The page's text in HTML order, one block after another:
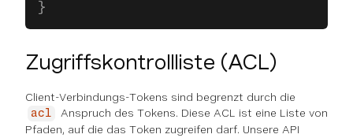
}
Zugriffskontrollliste (ACL)
Client-Verbindungs-Tokens sind begrenzt durch die
acl
Anspruch des Tokens. Diese ACL ist eine Liste von
Pfaden, auf die das Token zugreifen darf. Unsere API